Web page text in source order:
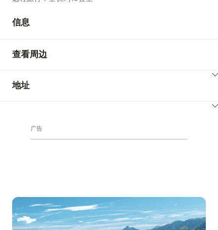
信息
查看周边
ClickToViewContent
地址
广告